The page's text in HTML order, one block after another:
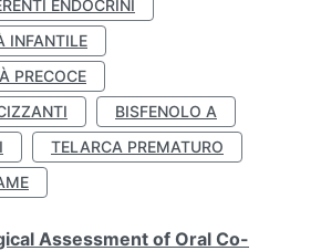
ENDOCRINI
INFANTILE
PRECOCE
BISFENOLO A
TELARCA PREMATURO
Assessment of Oral Co-